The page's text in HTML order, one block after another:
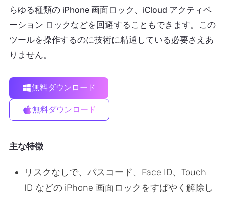
らゆる種類の iPhone 画面ロック、iCloud アクティベ
ーション ロックなどを回避することもできます。この
ツールを操作するのに技術に精通している必要さえあ
りません。
無料ダウンロード
無料ダウンロード
主な特徴
リスクなしで、パスコード、Face ID、Touch
ID などの iPhone 画面ロックをすばやく解除し